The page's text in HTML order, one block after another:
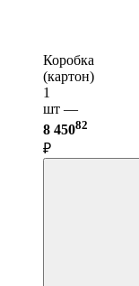
Коробка
(картон)
1
шт —
8 45082
₽